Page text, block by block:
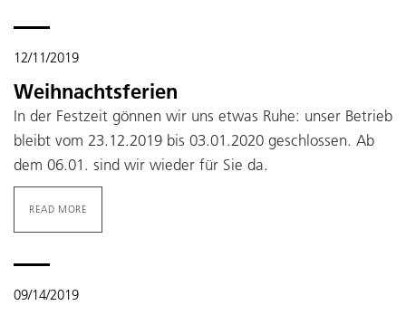
12/11/2019
Weihnachtsferien
In der Festzeit gönnen wir uns etwas Ruhe: unser Betrieb
bleibt vom 23.12.2019 bis 03.01.2020 geschlossen. Ab
dem 06.01. sind wir wieder für Sie da.
READ MORE
09/14/2019